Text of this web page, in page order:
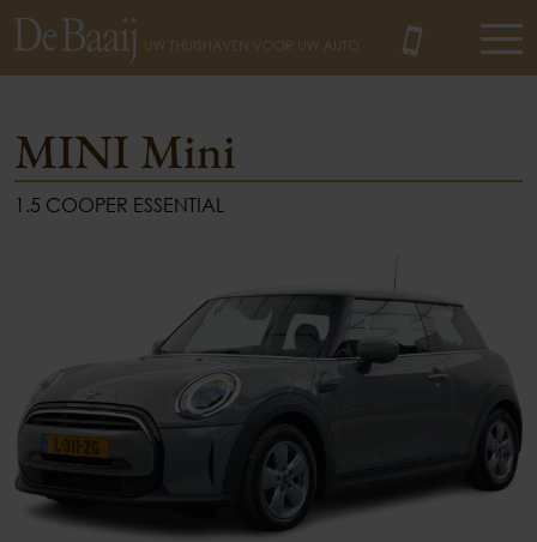
MINI Mini
1.5 COOPER ESSENTIAL